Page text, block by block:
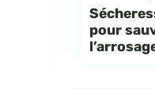
pour